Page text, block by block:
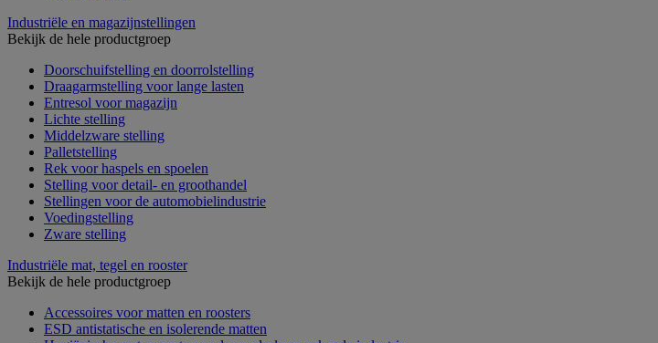
Industriële en magazijnstellingen
Bekijk de hele productgroep
Doorschuifstelling en doorrolstelling
Draagarmstelling voor lange lasten
Entresol voor magazijn
Lichte stelling
Middelzware stelling
Palletstelling
Rek voor haspels en spoelen
Stelling voor detail- en groothandel
Stellingen voor de automobielindustrie
Voedingstelling
Zware stelling
Industriële mat, tegel en rooster
Bekijk de hele productgroep
Accessoires voor matten en roosters
ESD antistatische en isolerende matten